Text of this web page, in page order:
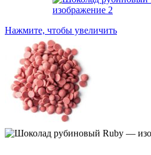
Нажмите, чтобы увеличить